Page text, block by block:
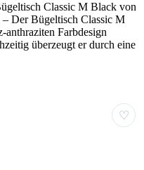
Classic M Black von
Der Bügeltisch Classic M
anthraziten Farbdesign
überzeugt er durch eine
♡